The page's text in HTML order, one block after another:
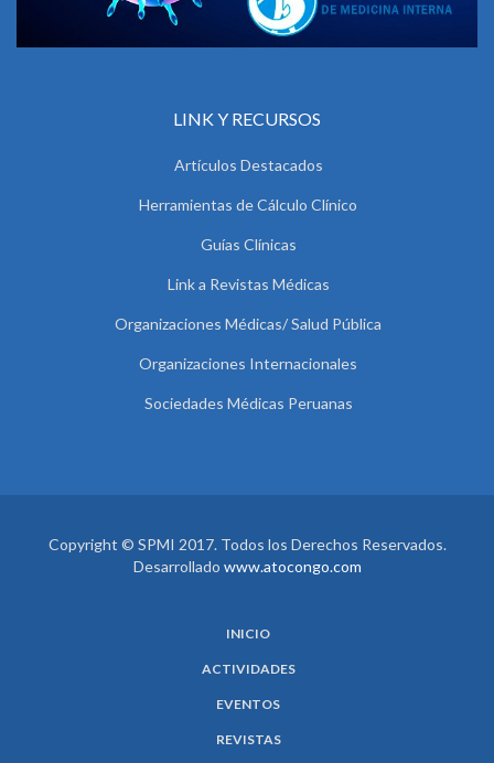
LINK Y RECURSOS
Artículos Destacados
Herramientas de Cálculo Clínico
Guías Clínicas
Link a Revistas Médicas
Organizaciones Médicas/ Salud Pública
Organizaciones Internacionales
Sociedades Médicas Peruanas
Copyright © SPMI 2017. Todos los Derechos Reservados.
Desarrollado www.atocongo.com
INICIO
ACTIVIDADES
EVENTOS
REVISTAS